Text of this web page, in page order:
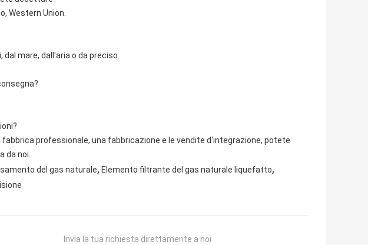
Western Union.
mare, dall'aria o da preciso.
professionale, una fabbricazione e le vendite d'integrazione, potete
da noi.
del gas naturale, Elemento filtrante del gas naturale liquefatto,
Invia la tua richiesta direttamente a noi